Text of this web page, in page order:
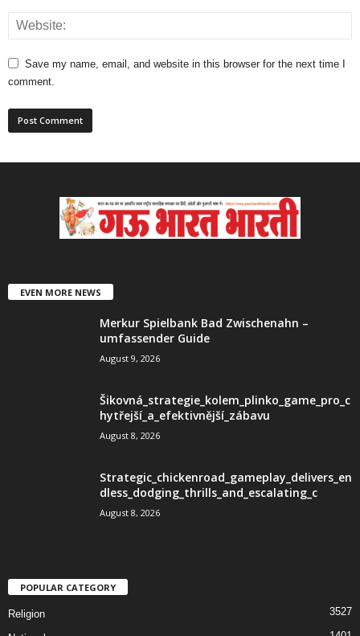
Save my name, email, and website in this browser for the next time I
comment.
EVEN MORE NEWS
Merkur Spielbank Bad Zwischenahn –
umfassender Guide
August 9, 2026
Šikovná_strategie_kolem_plinko_game_pro_c
hytřejší_a_efektivnější_zábavu
August 8, 2026
Strategic_chickenroad_gameplay_delivers_en
dless_dodging_thrills_and_escalating_c
August 8, 2026
POPULAR CATEGORY
Religion 3527